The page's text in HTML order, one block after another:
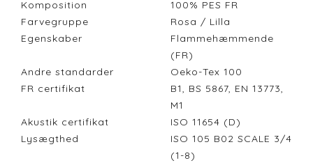
Komposition
100% PES FR
Farvegruppe
Rosa / Lilla
Egenskaber
Flammehæmmende
(FR)
Andre standarder
Oeko-Tex 100
FR certifikat
B1, BS 5867, EN 13773,
M1
Akustik certifikat
ISO 11654 (D)
Lysægthed
ISO 105 B02 SCALE 3/4
(1-8)